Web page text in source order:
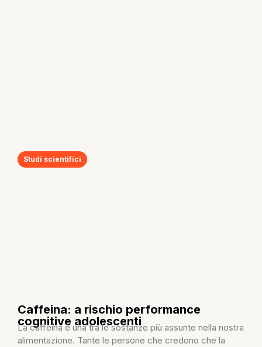
Studi scientifici
Caffeina: a rischio performance
cognitive adolescenti
La caffeina è una tra le sostanze più assunte nella nostra
alimentazione. Tante le persone che credono che la